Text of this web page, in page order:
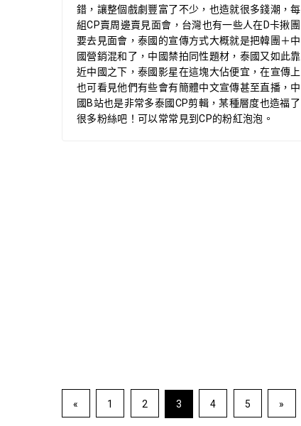
錯，讓整個戲劇豐富了不少，也造就很多錢潮，每
組CP賣周邊賣見面會，台灣也有一些人在D卡揪團
要去見面會，泰國的宣傳方式大概就是把韓團＋中
國營銷混和了，中國禁拍同性題材，泰國又如此靠
近中國之下，泰國影星在這塊大佔便宜，在宣傳上
也可看見他們有些會有簡體中文宣傳甚至直播，中
國B站也是非常多泰國CP剪輯，某種層度也造福了
很多粉絲吧！可以常常見到CP的粉紅泡泡。
文
« 1 2 3 4 5 »